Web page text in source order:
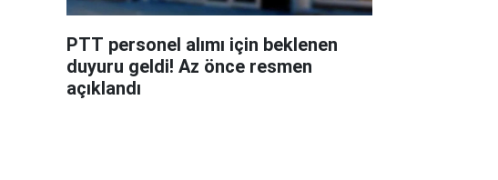
PTT personel alımı için beklenen
duyuru geldi! Az önce resmen
açıklandı